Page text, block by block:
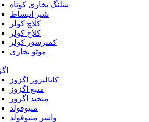
شلنگ بخاری کوتاه
شیر انبساط
کلاچ کولر
کلاچ کولر
کمپرسور کولر
موتو بخاری
کاتالیزور اگزوز
منبع اگزوز
منجید اگزوز
منیوفولد
واشر منیوفولد